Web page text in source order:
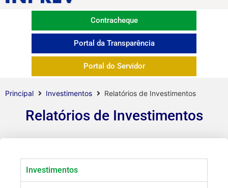
Contracheque
Portal da Transparência
Portal do Servidor
Principal Investimentos Relatórios de Investimentos
Relatórios de Investimentos
Investimentos